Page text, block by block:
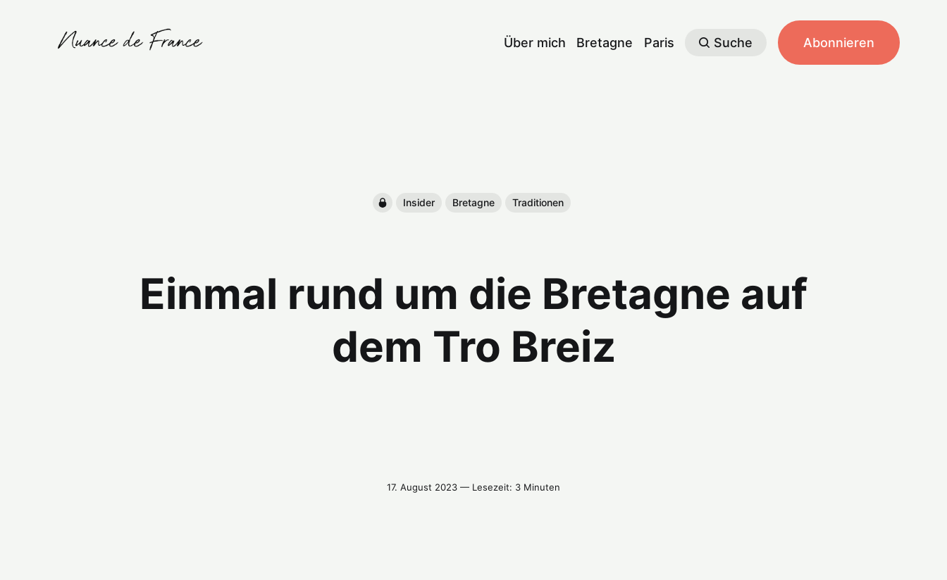
Über mich Bretagne Paris Suche Abonnieren
Insider Bretagne Traditionen
Einmal rund um die Bretagne auf
dem Tro Breiz
17. August 2023 — Lesezeit: 3 Minuten